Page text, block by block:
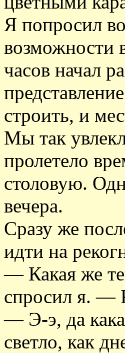
Я попросил
возможности
часов начал
строить, и
Мы так
пролетело
столовую.
вечера.
Сразу же
идти на
— Какая же
спросил я. —
— Э-э, да
светло, как